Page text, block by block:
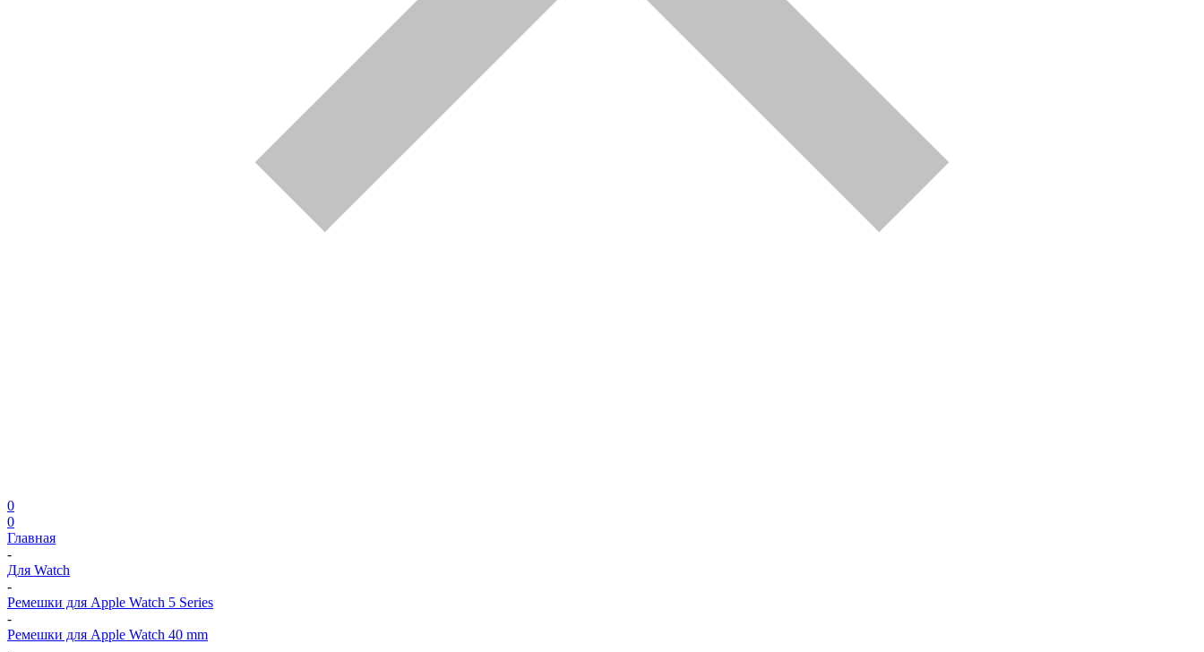
0
0
Главная
-
Для Watch
-
Ремешки для Apple Watch 5 Series
-
Ремешки для Apple Watch 40 mm